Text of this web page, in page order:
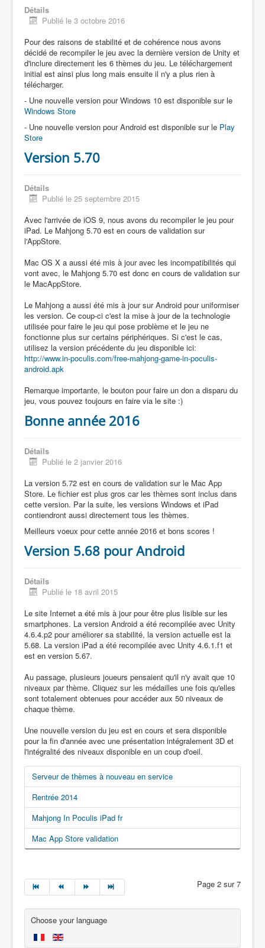
Détails
Publié le 3 octobre 2016
Pour des raisons de stabilité et de cohérence nous avons
décidé de recompiler le jeu avec la dernière version de Unity et
d'inclure directement les 6 thèmes du jeu. Le téléchargement
initial est ainsi plus long mais ensuite il n'y a plus rien à
télécharger.
- Une nouvelle version pour Windows 10 est disponible sur le
Windows Store
- Une nouvelle version pour Android est disponible sur le Play
Store
Version 5.70
Détails
Publié le 25 septembre 2015
Avec l'arrivée de iOS 9, nous avons du recompiler le jeu pour
iPad. Le Mahjong 5.70 est en cours de validation sur
l'AppStore.
Mac OS X a aussi été mis à jour avec les incompatibilités qui
vont avec, le Mahjong 5.70 est donc en cours de validation sur
le MacAppStore.
Le Mahjong a aussi été mis à jour sur Android pour uniformiser
les version. Ce coup-ci c'est la mise à jour de la technologie
utilisée pour faire le jeu qui pose problème et le jeu ne
fonctionne plus sur certains périphériques. Si c'est le cas,
utilisez la version précédente du jeu disponible ici:
http://www.in-poculis.com/free-mahjong-game-in-poculis-
android.apk
Remarque importante, le bouton pour faire un don a disparu du
jeu, vous pouvez toujours en faire via le site :)
Bonne année 2016
Détails
Publié le 2 janvier 2016
La version 5.72 est en cours de validation sur le Mac App
Store. Le fichier est plus gros car les thèmes sont inclus dans
cette version. Par la suite, les versions Windows et iPad
contiendront aussi directement tous les thèmes.
Meilleurs voeux pour cette année 2016 et bons scores !
Version 5.68 pour Android
Détails
Publié le 18 avril 2015
Le site Internet a été mis à jour pour être plus lisible sur les
smartphones. La version Android a été recompilée avec Unity
4.6.4.p2 pour améliorer sa stabilité, la version actuelle est la
5.68. La version iPad a été recompilée avec Unity 4.6.1.f1 et
est en version 5.67.
Au passage, plusieurs joueurs pensaient qu'il n'y avait que 10
niveaux par thème. Cliquez sur les médailles une fois qu'elles
sont totalement obtenues pour accéder aux 50 niveaux de
chaque thème.
Une nouvelle version du jeu est en cours et sera disponible
pour la fin d'année avec une présentation intégralement 3D et
l'intégralité des niveaux disponible en un coup d'oeil.
Serveur de thèmes à nouveau en service
Rentrée 2014
Mahjong In Poculis iPad fr
Mac App Store validation
Page 2 sur 7
Choose your language